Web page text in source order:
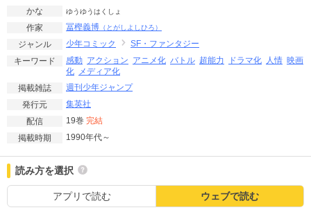
かな
ゆうゆうはくしょ
作家 冨樫義博 （とがしよしひろ）
ジャンル 少年コミック
SF・ファンタジー
キーワード
感動 アクション アニメ化 バトル 超能力 ドラマ化 人情 映画
化 メディア化
掲載雑誌
週刊少年ジャンプ
発行元
集英社
配信
19巻 完結
掲載時期
1990年代～
読み方を選択
アプリで読む ウェブで読む